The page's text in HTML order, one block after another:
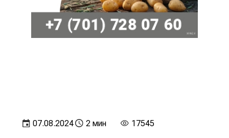
07.08.2024 2 мин 17545